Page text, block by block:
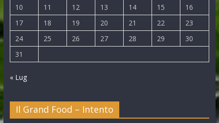
10 11 12 13 14 15
16
17
18 19 20 21 22
23
24
25 26 27 28 29
30
31
« Lug
Il Grand Food – Intento